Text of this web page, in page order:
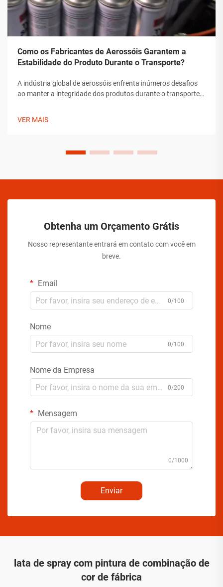
Como os Fabricantes de Aerossóis Garantem a
Estabilidade do Produto Durante o Transporte?
A indústria global de aerossóis enfrenta inúmeros desafios
ao manter a integridade dos produtos durante o transporte.
VER MAIS
Obtenha um Orçamento Grátis
Nosso representante entrará em contato com você em
breve.
Email
0/100
Nome
0/100
Nome da Empresa
0/200
Mensagem
0/1000
Enviar
lata de spray com pintura de combinação de
cor de fábrica